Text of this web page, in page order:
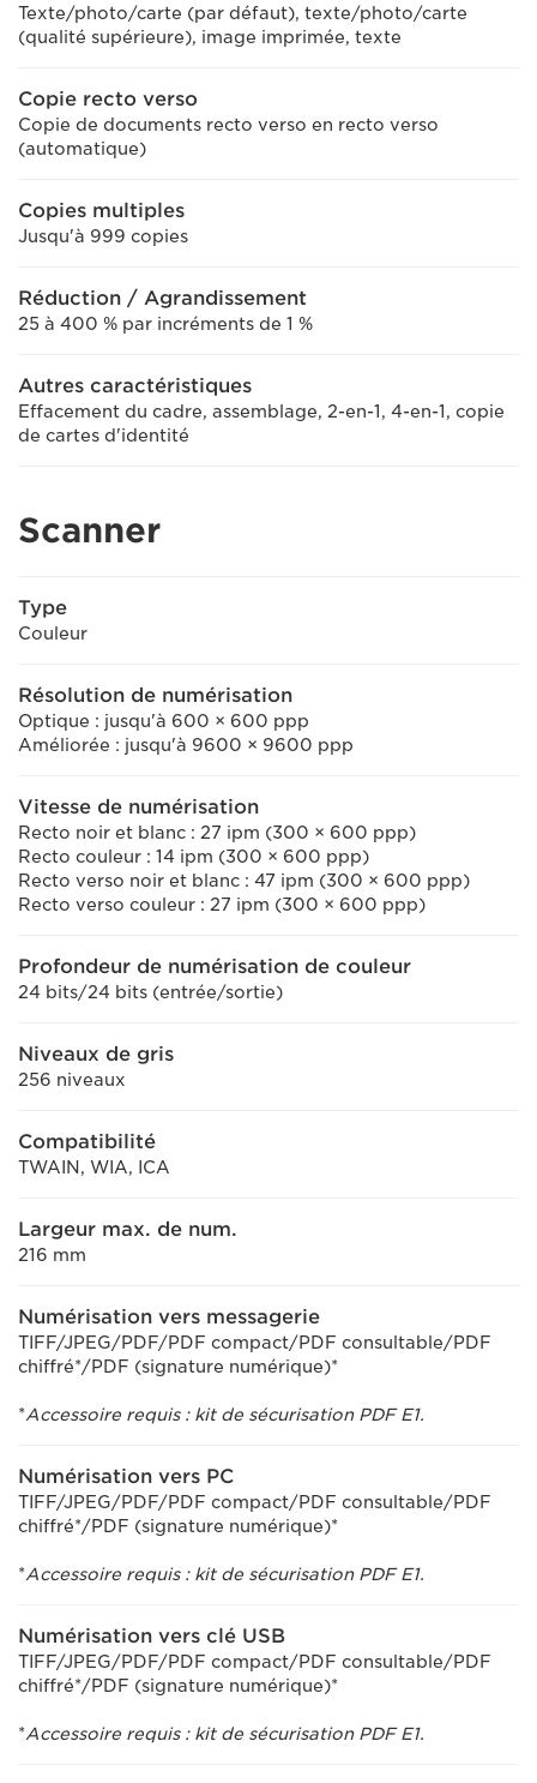
Texte/photo/carte (par défaut), texte/photo/carte
(qualité supérieure), image imprimée, texte
Copie recto verso
Copie de documents recto verso en recto verso
(automatique)
Copies multiples
Jusqu'à 999 copies
Réduction / Agrandissement
25 à 400 % par incréments de 1 %
Autres caractéristiques
Effacement du cadre, assemblage, 2-en-1, 4-en-1, copie
de cartes d'identité
Scanner
Type
Couleur
Résolution de numérisation
Optique : jusqu'à 600 × 600 ppp
Améliorée : jusqu'à 9600 × 9600 ppp
Vitesse de numérisation
Recto noir et blanc : 27 ipm (300 × 600 ppp)
Recto couleur : 14 ipm (300 × 600 ppp)
Recto verso noir et blanc : 47 ipm (300 × 600 ppp)
Recto verso couleur : 27 ipm (300 × 600 ppp)
Profondeur de numérisation de couleur
24 bits/24 bits (entrée/sortie)
Niveaux de gris
256 niveaux
Compatibilité
TWAIN, WIA, ICA
Largeur max. de num.
216 mm
Numérisation vers messagerie
TIFF/JPEG/PDF/PDF compact/PDF consultable/PDF
chiffré*/PDF (signature numérique)*
*Accessoire requis : kit de sécurisation PDF E1.
Numérisation vers PC
TIFF/JPEG/PDF/PDF compact/PDF consultable/PDF
chiffré*/PDF (signature numérique)*
*Accessoire requis : kit de sécurisation PDF E1.
Numérisation vers clé USB
TIFF/JPEG/PDF/PDF compact/PDF consultable/PDF
chiffré*/PDF (signature numérique)*
*Accessoire requis : kit de sécurisation PDF E1.